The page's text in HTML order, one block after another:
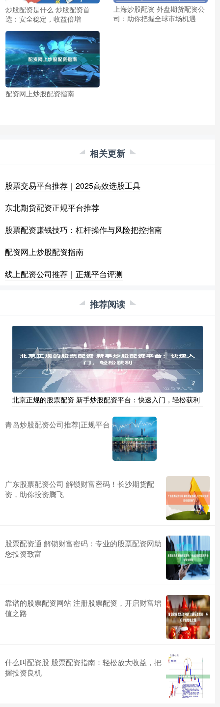
炒股配资是什么 炒股配资首
选：安全稳定，收益倍增
上海炒股配资 外盘期货配资公
司：助你把握全球市场机遇
配资网上炒股配资指南
相关更新
股票交易平台推荐｜2025高效选股工具
东北期货配资正规平台推荐
股票配资赚钱技巧：杠杆操作与风险把控指南
配资网上炒股配资指南
线上配资公司推荐｜正规平台评测
推荐阅读
北京正规的股票配资 新手炒股配资平台：快速入门，轻松获利
青岛炒股配资公司推荐|正规平台
广东股票配资公司 解锁财富密码！长沙期货配
资，助你投资腾飞
股票配资通 解锁财富密码：专业的股票配资网助
您投资致富
靠谱的股票配资网站 注册股票配资，开启财富增
值之路
什么叫配资股 股票配资指南：轻松放大收益，把
握投资良机